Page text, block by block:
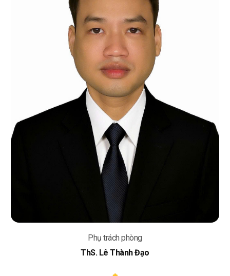
Phụ trách phòng
ThS. Lê Thành Đạo